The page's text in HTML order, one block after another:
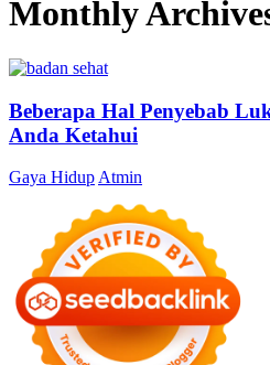
Monthly
Beberapa Hal Penyebab
Anda Ketahui
Gaya Hidup Atmin